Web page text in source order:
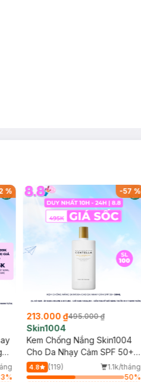
%
%
-57 %
213.000 ₫495.000 ₫
Skin1004
Kem Chống Nắng Skin1004
Cho Da Nhạy Cảm SPF 50+
50ml
4.8 (119)
1.1k/tháng
50%